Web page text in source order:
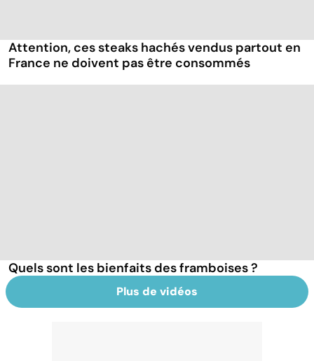
Attention, ces steaks hachés vendus partout en
France ne doivent pas être consommés
Quels sont les bienfaits des framboises ?
Plus de vidéos